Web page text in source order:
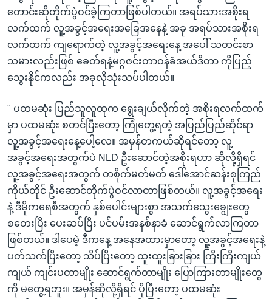
တောင်းဆိုတိုက်ပွဲဝင်ခဲ့ကြတာဖြစ်ပါတယ်။ အရပ်သားအစိုးရ
လက်ထက် လူ့အခွင့်အရေးအခြေအနေနဲ့ အခု အရပ်သားအစိုးရ
လက်ထက် ကျရောက်တဲ့ လူ့အခွင့်အရေးနေ့ အပေါ် သတင်းစာ
သမားလည်းဖြစ် ခေတ်ရနံ့မဂ္ဂဇင်းတာဝန်ခံအယ်ဒီတာ ကိုပြည့်
သွေးနိုင်ကလည်း အခုလိုသုံးသပ်ပါတယ်။
" ပထမဆုံး ပြည်သူလူထုက ရွေးချယ်လိုက်တဲ့ အစိုးရလက်ထက်
မှာ ပထမဆုံး စတင်ပြီးတော့ ကြုံတွေ့ရတဲ့ အပြည်ပြည်ဆိုင်ရာ
လူ့အခွင့်အရေးနေ့ပေါ့လေ။ အမှန်တကယ်ဆိုရင်တော့ လူ့
အခွင့်အရေးအတွက်ပဲ NLD ဦးဆောင်တဲ့အစိုးရဟာ ဆိုလို့ရှိရင်
လူ့အခွင့်အရေးအတွက် တစိုက်မတ်မတ် ဒေါ်အောင်ဆန်းစုကြည်
ကိုယ်တိုင် ဦးဆောင်တိုက်ပွဲဝင်လာတာဖြစ်တယ်။ လူ့အခွင့်အရေး
နဲ့ ဒီမိုကရေစီအတွက် နှစ်ပေါင်းများစွာ အသက်သွေးချွေးတွေ
စတေးပြီး ပေးဆပ်ပြီး ပင်ပမ်းအနစ်နာခံ ဆောင်ရွက်လာကြတာ
ဖြစ်တယ်။ ဒါပေမဲ့ ဒီကနေ့ အနေအထားမှာတော့ လူ့အခွင့်အရေးနဲ့
ပတ်သက်ပြီးတော့ သိပ်ပြီးတော့ ထူးထူးခြားခြား ကြီးကြီးကျယ်
ကျယ် ကျင်းပတာမျိုး ဆောင်ရွက်တာမျိုး ပြောကြားတာမျိုးတွေ
ကို မတွေ့ရဘူး။ အမှန်ဆိုလို့ရှိရင် ပိုပြီးတော့ ပထမဆုံး